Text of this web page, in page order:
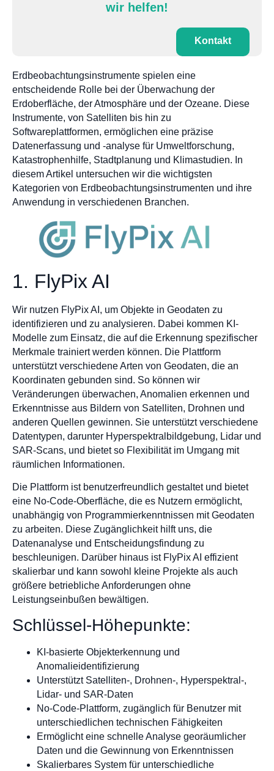
wir helfen!
Kontakt
Erdbeobachtungsinstrumente spielen eine
entscheidende Rolle bei der Überwachung der
Erdoberfläche, der Atmosphäre und der Ozeane. Diese
Instrumente, von Satelliten bis hin zu
Softwareplattformen, ermöglichen eine präzise
Datenerfassung und -analyse für Umweltforschung,
Katastrophenhilfe, Stadtplanung und Klimastudien. In
diesem Artikel untersuchen wir die wichtigsten
Kategorien von Erdbeobachtungsinstrumenten und ihre
Anwendung in verschiedenen Branchen.
1. FlyPix AI
Wir nutzen FlyPix AI, um Objekte in Geodaten zu
identifizieren und zu analysieren. Dabei kommen KI-
Modelle zum Einsatz, die auf die Erkennung spezifischer
Merkmale trainiert werden können. Die Plattform
unterstützt verschiedene Arten von Geodaten, die an
Koordinaten gebunden sind. So können wir
Veränderungen überwachen, Anomalien erkennen und
Erkenntnisse aus Bildern von Satelliten, Drohnen und
anderen Quellen gewinnen. Sie unterstützt verschiedene
Datentypen, darunter Hyperspektralbildgebung, Lidar und
SAR-Scans, und bietet so Flexibilität im Umgang mit
räumlichen Informationen.
Die Plattform ist benutzerfreundlich gestaltet und bietet
eine No-Code-Oberfläche, die es Nutzern ermöglicht,
unabhängig von Programmierkenntnissen mit Geodaten
zu arbeiten. Diese Zugänglichkeit hilft uns, die
Datenanalyse und Entscheidungsfindung zu
beschleunigen. Darüber hinaus ist FlyPix AI effizient
skalierbar und kann sowohl kleine Projekte als auch
größere betriebliche Anforderungen ohne
Leistungseinbußen bewältigen.
Schlüssel-Höhepunkte:
KI-basierte Objekterkennung und
Anomalieidentifizierung
Unterstützt Satelliten-, Drohnen-, Hyperspektral-,
Lidar- und SAR-Daten
No-Code-Plattform, zugänglich für Benutzer mit
unterschiedlichen technischen Fähigkeiten
Ermöglicht eine schnelle Analyse georäumlicher
Daten und die Gewinnung von Erkenntnissen
Skalierbares System für unterschiedliche